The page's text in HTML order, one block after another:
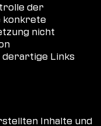
der
konkrete
nicht
Links
Inhalte und